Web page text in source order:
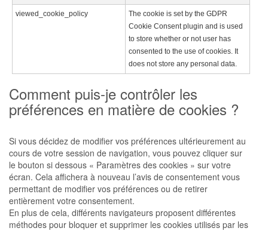
viewed_cookie_policy
The cookie is set by the GDPR
Cookie Consent plugin and is used
to store whether or not user has
consented to the use of cookies. It
does not store any personal data.
Comment puis-je contrôler les
préférences en matière de cookies ?
Si vous décidez de modifier vos préférences ultérieurement au
cours de votre session de navigation, vous pouvez cliquer sur
le bouton si dessous « Paramètres des cookies » sur votre
écran. Cela affichera à nouveau l’avis de consentement vous
permettant de modifier vos préférences ou de retirer
entièrement votre consentement.
En plus de cela, différents navigateurs proposent différentes
méthodes pour bloquer et supprimer les cookies utilisés par les